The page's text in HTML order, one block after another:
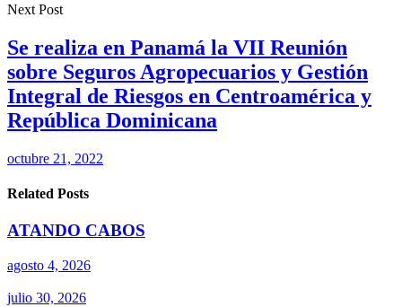
Next Post
Se realiza en Panamá la VII Reunión
sobre Seguros Agropecuarios y Gestión
Integral de Riesgos en Centroamérica y
República Dominicana
octubre 21, 2022
Related Posts
ATANDO CABOS
agosto 4, 2026
julio 30, 2026